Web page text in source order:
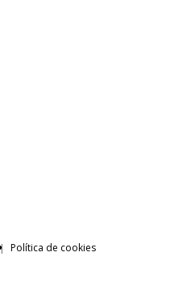
Política de cookies